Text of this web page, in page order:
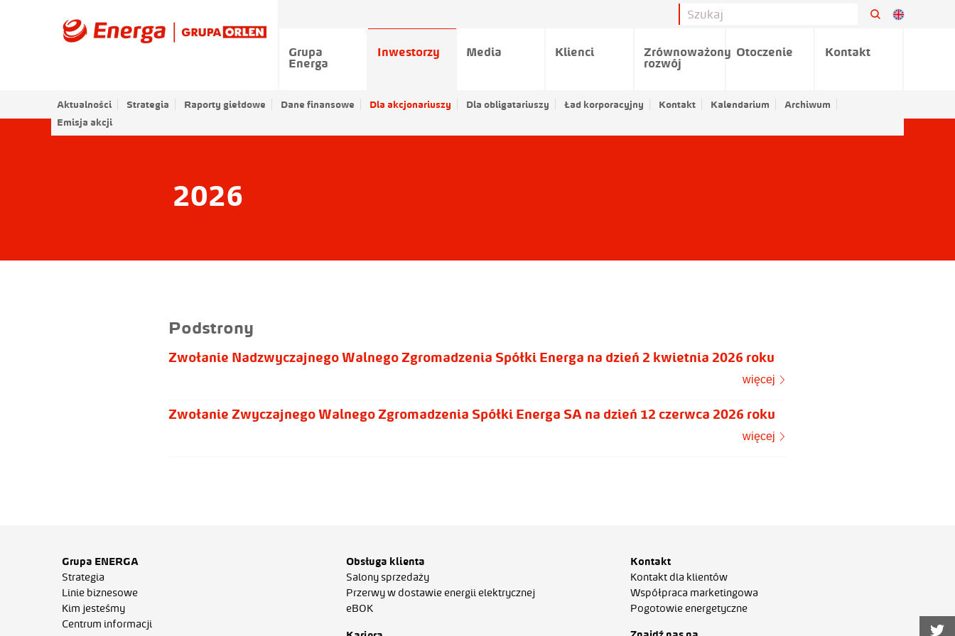
Grupa
Energa
Inwestorzy
Aktualności Strategia Raporty giełdowe Dane finansowe Dla akcjonariuszy Dla obligatariuszy Ład korporacyjny Kontakt Kalendarium
Archiwum
Emisja akcji
Media Klienci
Zrównoważony
rozwój
Otoczenie Kontakt
2026
Podstrony
Zwołanie Nadzwyczajnego Walnego Zgromadzenia Spółki Energa na dzień 2 kwietnia 2026 roku
więcej
Zwołanie Zwyczajnego Walnego Zgromadzenia Spółki Energa SA na dzień 12 czerwca 2026 roku
więcej
Grupa ENERGA
Strategia
Linie biznesowe
Kim jesteśmy
Centrum informacji
Obsługa klienta
Salony sprzedaży
Przerwy w dostawie energii elektrycznej
eBOK
Kontakt
Kontakt dla klientów
Współpraca marketingowa
Pogotowie energetyczne